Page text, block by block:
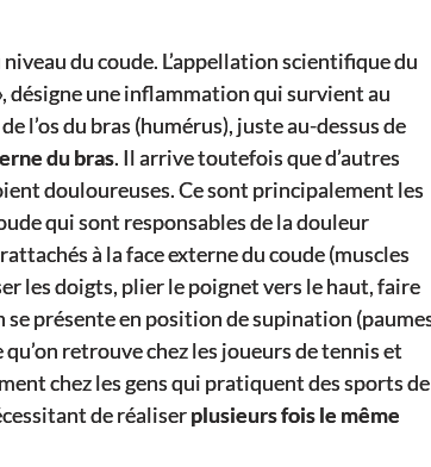
du coude. L’appellation scientifique du
désigne une inflammation qui survient au
l’os du bras (humérus), juste au-dessus de
du bras. Il arrive toutefois que d’autres
douloureuses. Ce sont principalement les
qui sont responsables de la douleur
à la face externe du coude (muscles
les doigts, plier le poignet vers le haut, faire
présente en position de supination
retrouve chez les joueurs de tennis et
chez les gens qui pratiquent des sports de
de réaliserplusieurs fois le même